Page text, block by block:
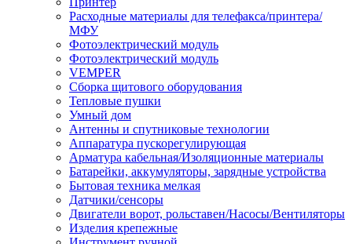
Расходные материалы для телефакса/принтера/
МФУ
Фотоэлектрический модуль
Фотоэлектрический модуль
VEMPER
Сборка щитового оборудования
Тепловые пушки
Умный дом
Антенны и спутниковые технологии
Аппаратура пускорегулирующая
Арматура кабельная/Изоляционные материалы
Батарейки, аккумуляторы, зарядные устройства
Бытовая техника мелкая
Датчики/сенсоры
Двигатели ворот, рольставен/Насосы/Вентиляторы
Изделия крепежные